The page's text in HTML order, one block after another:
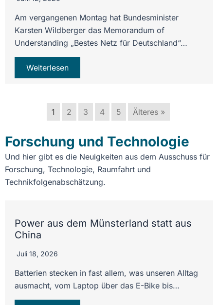
Am vergangenen Montag hat Bundesminister
Karsten Wildberger das Memorandum of
Understanding „Bestes Netz für Deutschland“…
Weiterlesen
1 2 3 4 5 Älteres »
Forschung und Technologie
Und hier gibt es die Neuigkeiten aus dem Ausschuss für
Forschung, Technologie, Raumfahrt und
Technikfolgenabschätzung.
Power aus dem Münsterland statt aus
China
Juli 18, 2026
Batterien stecken in fast allem, was unseren Alltag
ausmacht, vom Laptop über das E-Bike bis…